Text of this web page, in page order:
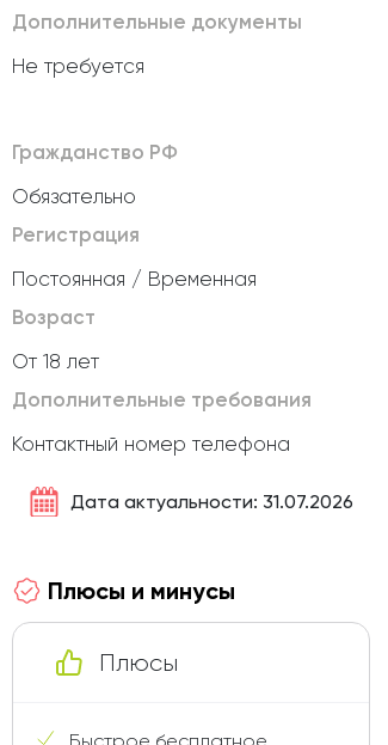
Дополнительные документы
Не требуется
Гражданство РФ
Обязательно
Регистрация
Постоянная / Временная
Возраст
От 18 лет
Дополнительные требования
Контактный номер телефона
Дата актуальности: 31.07.2026
Плюсы и минусы
Плюсы
Быстрое бесплатное